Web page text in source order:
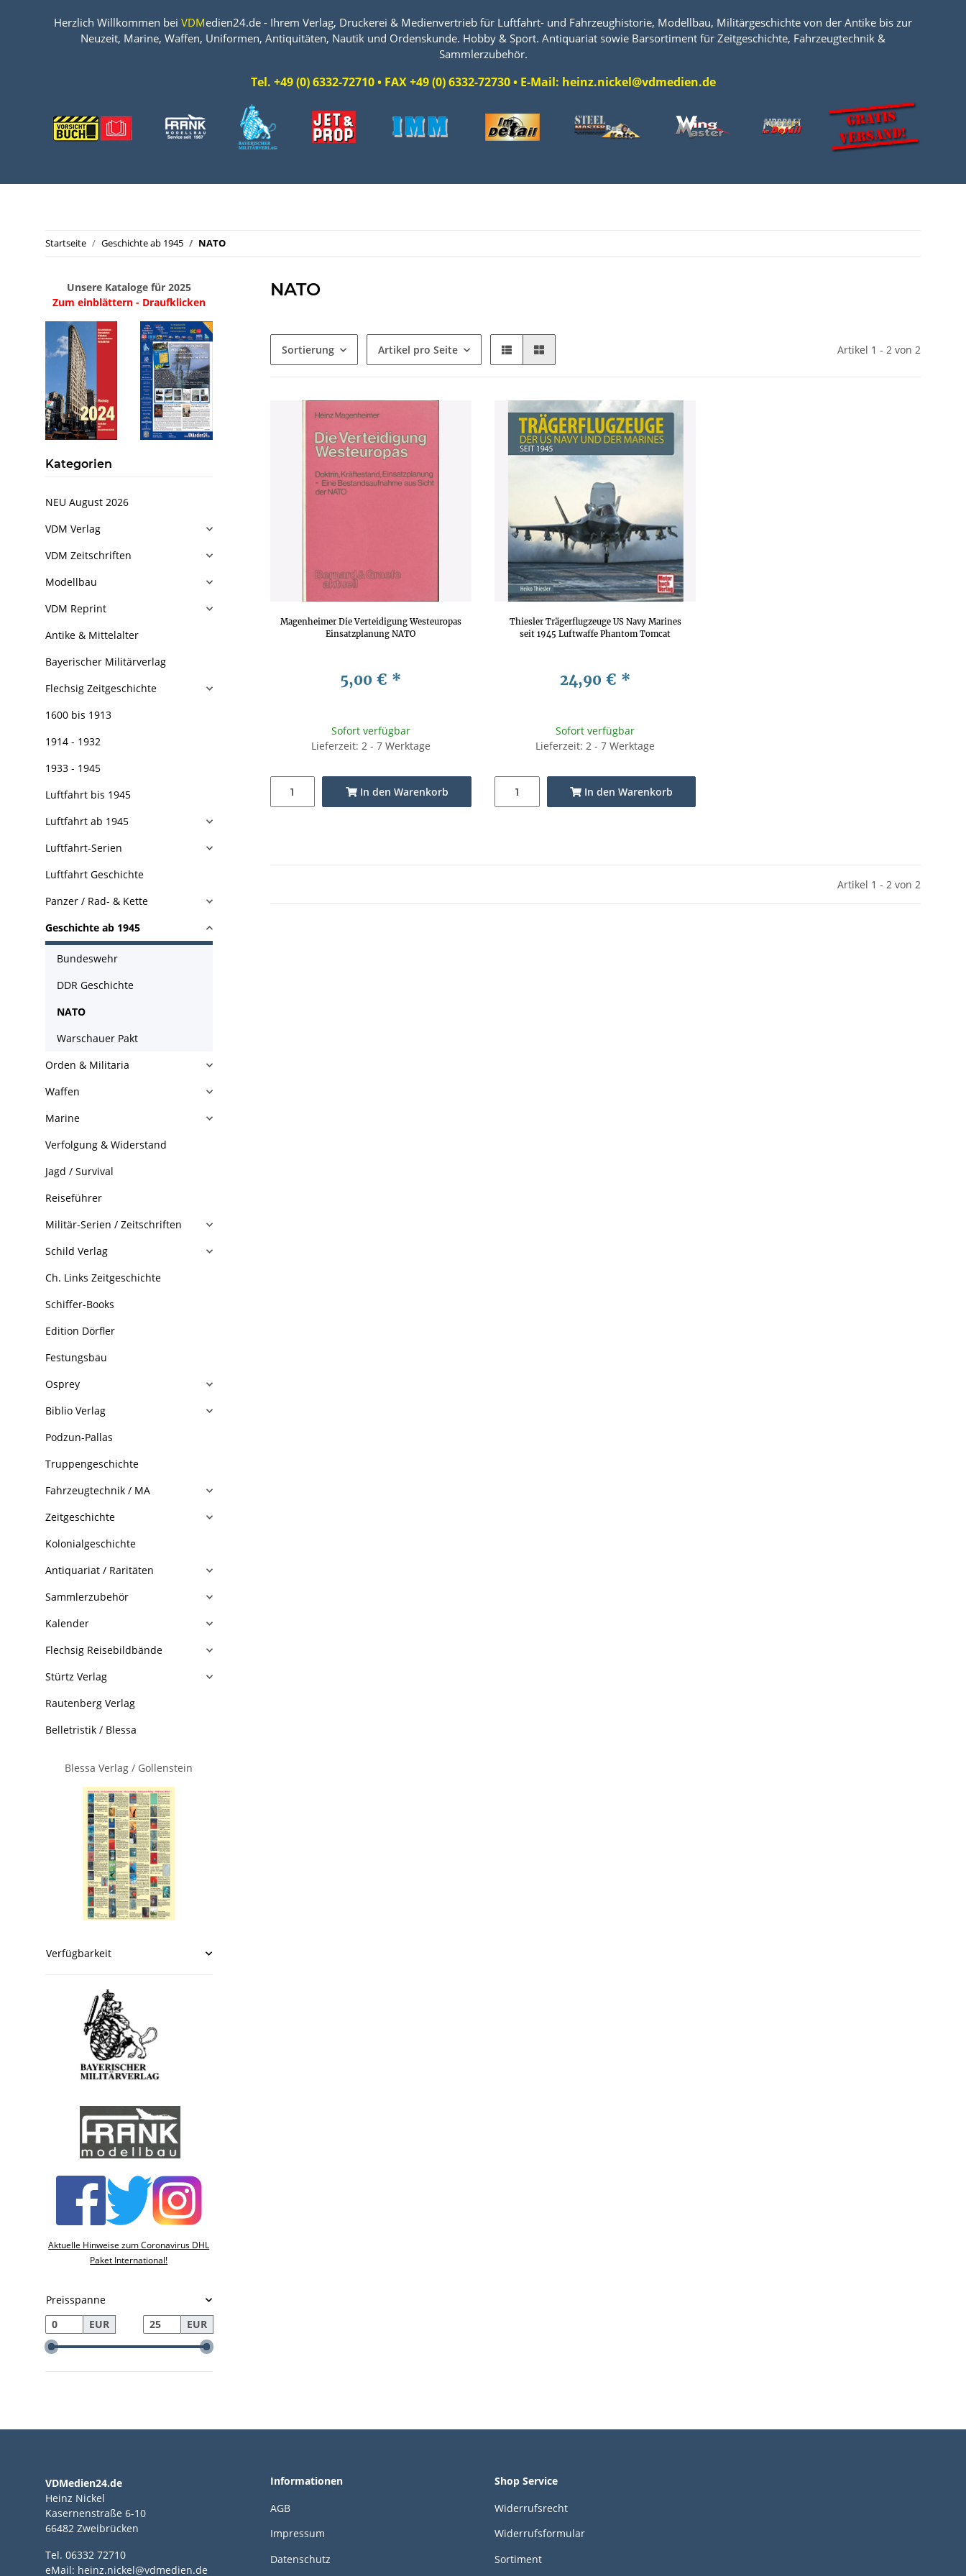
Herzlich Willkommen bei VDMedien24.de - Ihrem Verlag, Druckerei & Medienvertrieb für Luftfahrt- und Fahrzeughistorie, Modellbau, Militärgeschichte von der Antike bis zur
Neuzeit, Marine, Waffen, Uniformen, Antiquitäten, Nautik und Ordenskunde. Hobby & Sport. Antiquariat sowie Barsortiment für Zeitgeschichte, Fahrzeugtechnik &
Sammlerzubehör.
Tel. +49 (0) 6332-72710 • FAX +49 (0) 6332-72730 • E-Mail: heinz.nickel@vdmedien.de
Startseite Geschichte ab 1945 NATO
NATO
Sortierung Artikel pro Seite Artikel 1 - 2 von 2
Magenheimer Die Verteidigung Westeuropas
Einsatzplanung NATO
5,00 € *
Sofort verfügbar
Lieferzeit: 2 - 7 Werktage
In den Warenkorb
Thiesler Trägerflugzeuge US Navy Marines
seit 1945 Luftwaffe Phantom Tomcat
24,90 € *
Sofort verfügbar
Lieferzeit: 2 - 7 Werktage
In den Warenkorb
Artikel 1 - 2 von 2
Unsere Kataloge für 2025
Zum einblättern - Draufklicken
Kategorien
NEU August 2026
VDM Verlag
VDM Zeitschriften
Modellbau
VDM Reprint
Antike & Mittelalter
Bayerischer Militärverlag
Flechsig Zeitgeschichte
1600 bis 1913
1914 - 1932
1933 - 1945
Luftfahrt bis 1945
Luftfahrt ab 1945
Luftfahrt-Serien
Luftfahrt Geschichte
Panzer / Rad- & Kette
Geschichte ab 1945
Bundeswehr
DDR Geschichte
NATO
Warschauer Pakt
Orden & Militaria
Waffen
Marine
Verfolgung & Widerstand
Jagd / Survival
Reiseführer
Militär-Serien / Zeitschriften
Schild Verlag
Ch. Links Zeitgeschichte
Schiffer-Books
Edition Dörfler
Festungsbau
Osprey
Biblio Verlag
Podzun-Pallas
Truppengeschichte
Fahrzeugtechnik / MA
Zeitgeschichte
Kolonialgeschichte
Antiquariat / Raritäten
Sammlerzubehör
Kalender
Flechsig Reisebildbände
Stürtz Verlag
Rautenberg Verlag
Belletristik / Blessa
Blessa Verlag / Gollenstein
Verfügbarkeit
Aktuelle Hinweise zum Coronavirus DHL
Paket International!
Preisspanne
EUR
EUR
VDMedien24.de
Heinz Nickel
Kasernenstraße 6-10
66482 Zweibrücken
Tel. 06332 72710
eMail: heinz.nickel@vdmedien.de
Informationen
AGB
Impressum
Datenschutz
Shop Service
Widerrufsrecht
Widerrufsformular
Sortiment